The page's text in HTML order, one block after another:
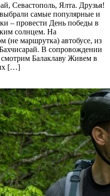
Севастополь, Ялта. Друзья!
самые популярные и
– провести День победы в
солнцем. На
(не маршрутка) автобусе, из
В сопровождении
смотрим Балаклаву Живем в
[…]